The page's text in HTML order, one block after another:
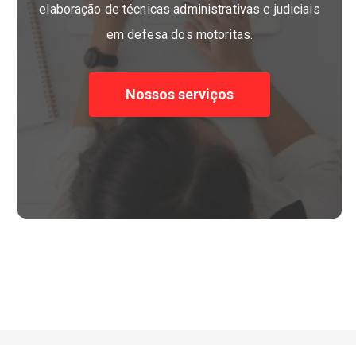
elaboração de técnicas administrativas e judiciais
em defesa dos motoritas.
Nossos serviços